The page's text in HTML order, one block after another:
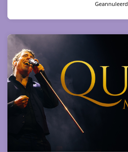
Geannuleerd